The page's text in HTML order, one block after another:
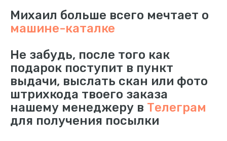
Михаил больше всего мечтает о
машине-каталке
Не забудь, после того как
подарок поступит в пункт
выдачи, выслать скан или фото
штрихкода твоего заказа
нашему менеджеру в Телеграм
для получения посылки